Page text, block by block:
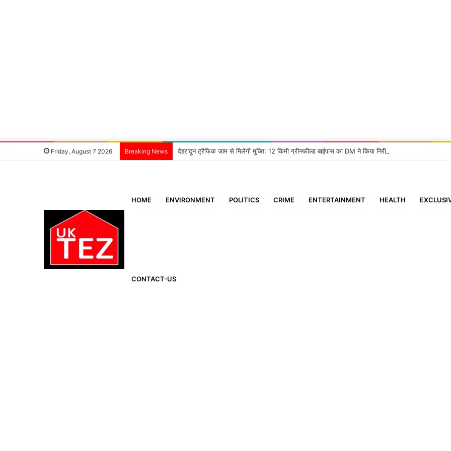
Friday, August 7 2026 Breaking News देहरादून ट्रैफिक जाम से मिलेगी मुक्ति: 12 किमी ग्रीनफील्ड बाईपास का DM ने किया निरीक्षण, दिए सख्त निर्देश
HOME ENVIRONMENT POLITICS CRIME ENTERTAINMENT HEALTH
CONTACT-US